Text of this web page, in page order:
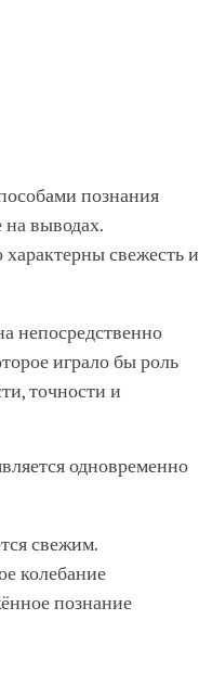
познания
на выводах.
характерны свежесть и
непосредственно
играло бы роль
точности и
одновременно
свежим.
колебание
познание